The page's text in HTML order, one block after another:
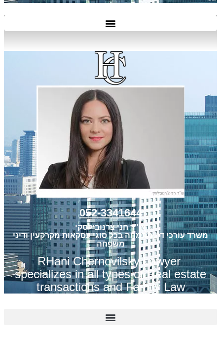
052-3341644
עו"ד חני צרנובילסקי
משרד עורכי דין מתמחה בכל סוגי עסקאות מקרקעין ודיני
משפחה
RHani Chernovilsky Lawyer
specializes in all types of Real estate
transactions and Family Law